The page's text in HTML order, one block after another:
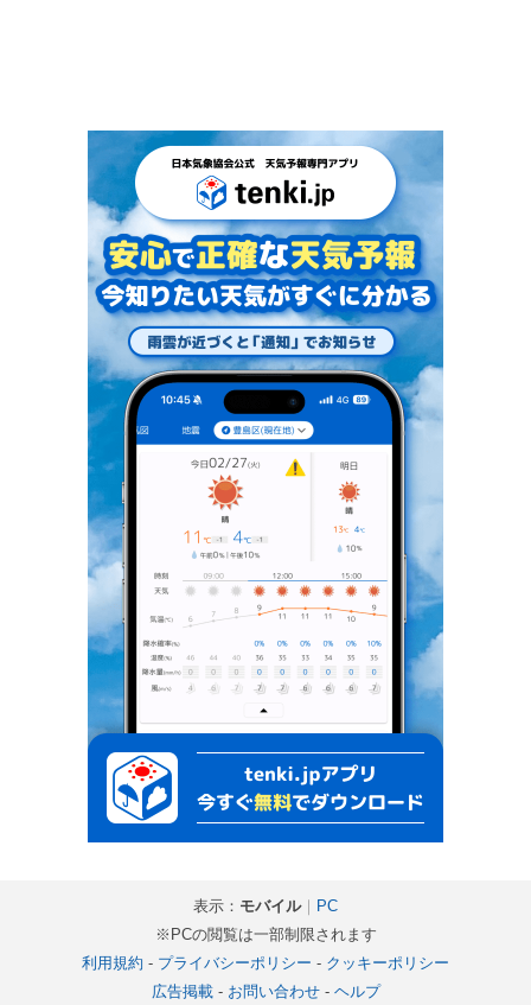
表示： モバイル｜ PC
※PCの閲覧は一部制限されます
利用規約 - プライバシーポリシー - クッキーポリシー
広告掲載- お問い合わせ- ヘルプ